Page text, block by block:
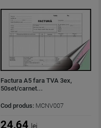
Factura A5 fara TVA 3ex,
50set/carnet...
Cod produs: MCNV007
24,64 lei